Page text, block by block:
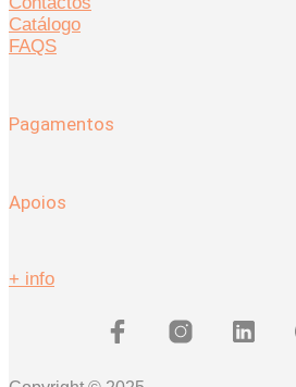
Catálogo
FAQS
Pagamentos
Apoios
+ info